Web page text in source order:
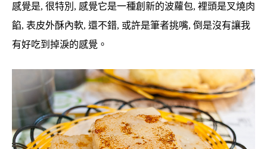
感覺是, 很特別, 感覺它是一種創新的波蘿包, 裡頭是叉燒肉
餡, 表皮外酥內軟, 還不錯, 或許是筆者挑嘴, 倒是沒有讓我
有好吃到掉淚的感覺。